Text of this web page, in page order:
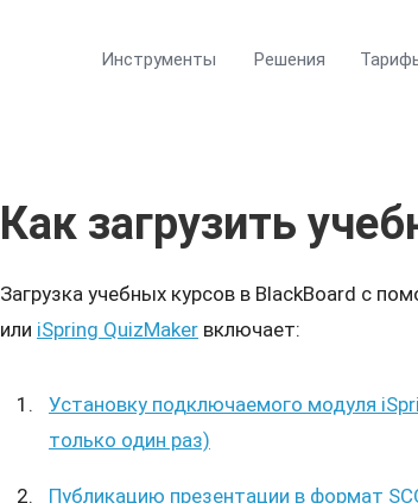
Инструменты Решения
Как загрузить
Загрузка учебных курсов в BlackBoard с
или iSpring QuizMaker включает:
Установку подключаемого модуля
только один раз)
Публикацию презентации в формат